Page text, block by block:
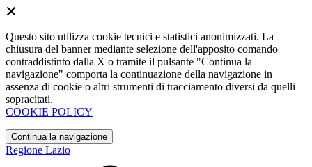
Questo sito utilizza cookie tecnici e statistici anonimizzati. La
chiusura del banner mediante selezione dell'apposito comando
contraddistinto dalla X o tramite il pulsante "Continua la
navigazione" comporta la continuazione della navigazione in
assenza di cookie o altri strumenti di tracciamento diversi da quelli
sopracitati.
COOKIE POLICY
Continua la navigazione
Regione Lazio